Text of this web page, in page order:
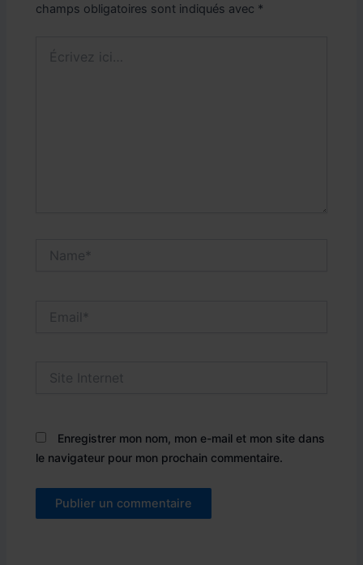
champs obligatoires sont indiqués avec *
ici…
Internet
Enregistrer mon nom, mon e-mail et mon site dans
le navigateur pour mon prochain commentaire.